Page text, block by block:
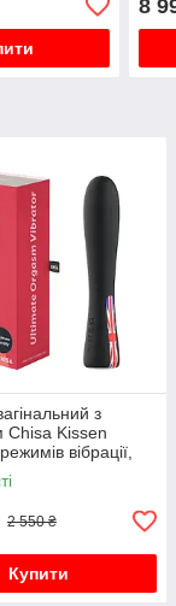
8
з
Kissen
вібрації,
2 550 ₴
Купити